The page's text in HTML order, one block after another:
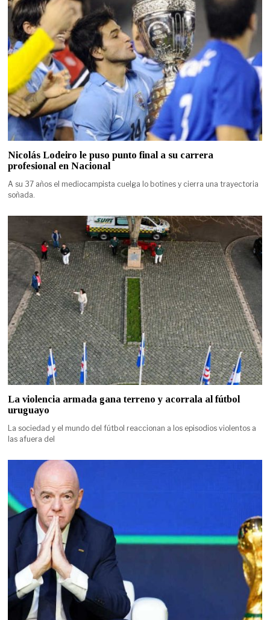
Nicolás Lodeiro le puso punto final a su carrera
profesional en Nacional
A su 37 años el mediocampista cuelga lo botines y cierra una trayectoria
soñada.
La violencia armada gana terreno y acorrala al fútbol
uruguayo
La sociedad y el mundo del fútbol reaccionan a los episodios violentos a
las afuera del